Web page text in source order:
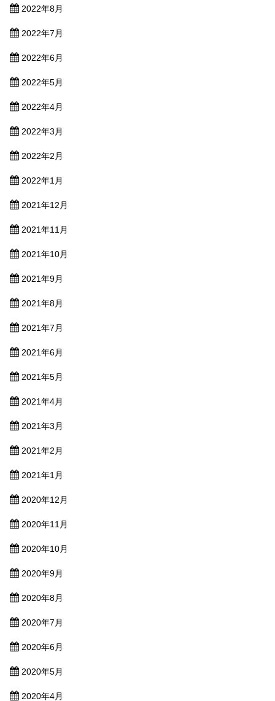
2022年8月
2022年7月
2022年6月
2022年5月
2022年4月
2022年3月
2022年2月
2022年1月
2021年12月
2021年11月
2021年10月
2021年9月
2021年8月
2021年7月
2021年6月
2021年5月
2021年4月
2021年3月
2021年2月
2021年1月
2020年12月
2020年11月
2020年10月
2020年9月
2020年8月
2020年7月
2020年6月
2020年5月
2020年4月